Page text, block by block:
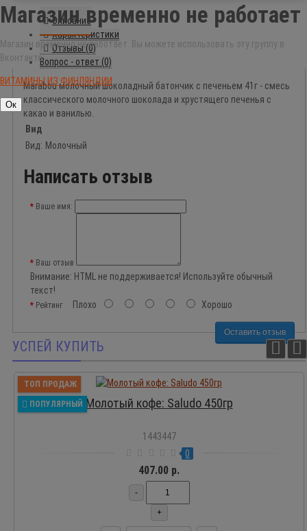
Описание
Характеристики
Отзывы (0)
Вопрос - ответ (0)
Marabou молочный шоколадный батончик с печеньем 41г - смесь
классического молочного шоколада и хрустящего печенья с
какао и ванилью.
Вид
Вид: Молочный
Написать отзыв
Ваше имя:
Ваш отзыв
Внимание: HTML не поддерживается! Используйте обычный
текст!
Рейтинг Плохо Хорошо
Оставить отзыв
УСПЕЙ КУПИТЬ
ТОП ПРОДАЖ
ПОПУЛЯРНЫЙ Молотый кофе: Saludo 450гр
1443447
0
407.00 р.
-
+
Магазин временно не работает
Магазин временно не работает. Вы можете использовать эту группу в
Вконтакте:
ВИТАМИНЫ ИЗ ФИНЛЯНДИИ
Ок